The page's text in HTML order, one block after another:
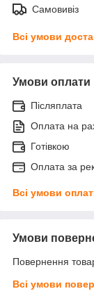
Самовивіз
Всі умови
Умови оплати
Післяплата
Оплата на
Готівкою
Оплата за
Всі умови
Умови
Повернення
Всі умови